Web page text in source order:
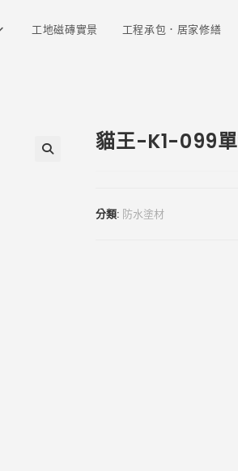
工地磁磚實景 工程承包．居家修繕
貓王-K1-099
分類: 防水塗材